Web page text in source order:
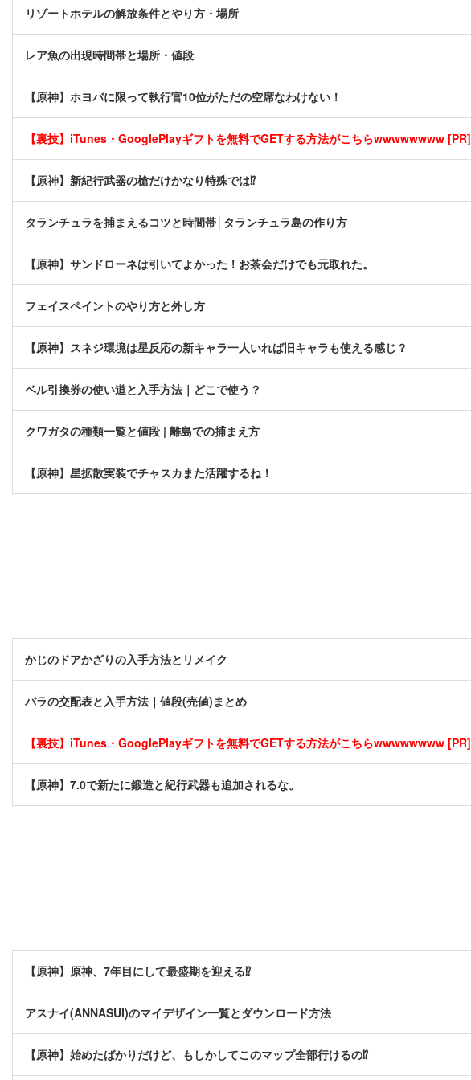
リゾートホテルの解放条件とやり方・場所
レア魚の出現時間帯と場所・値段
【原神】ホヨバに限って執行官10位がただの空席なわけない！
【裏技】iTunes・GooglePlayギフトを無料でGETする方法がこちらwwwwwwww [PR]
【原神】新紀行武器の槍だけかなり特殊では⁉
タランチュラを捕まえるコツと時間帯│タランチュラ島の作り方
【原神】サンドローネは引いてよかった！お茶会だけでも元取れた。
フェイスペイントのやり方と外し方
【原神】スネジ環境は星反応の新キャラ一人いれば旧キャラも使える感じ？
ベル引換券の使い道と入手方法｜どこで使う？
クワガタの種類一覧と値段 | 離島での捕まえ方
【原神】星拡散実装でチャスカまた活躍するね！
かじのドアかざりの入手方法とリメイク
バラの交配表と入手方法｜値段(売値)まとめ
【裏技】iTunes・GooglePlayギフトを無料でGETする方法がこちらwwwwwwww [PR]
【原神】7.0で新たに鍛造と紀行武器も追加されるな。
【原神】原神、7年目にして最盛期を迎える⁉
アスナイ(ANNASUI)のマイデザイン一覧とダウンロード方法
【原神】始めたばかりだけど、もしかしてこのマップ全部行けるの⁉